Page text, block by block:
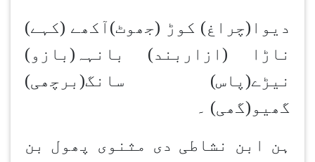
دیوا(چراغ) کوڑ (جھوٹ)آکھے (کہے)
ناڑا (ازاربند) بانہہ(بازو)
نیڑے(پاس) سانگ(برچھی)
گھیو(گھی) ۔
ہن ابن نشاطی دی مثنوی پھول بن